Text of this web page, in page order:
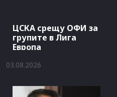
ЦСКА срещу ОФИ за
групите в Лига
Европа
03.08.2026